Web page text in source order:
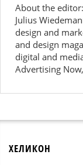
About the editor:
Julius
design and
and design
digital and
Advertising
ХЕЛИКОН